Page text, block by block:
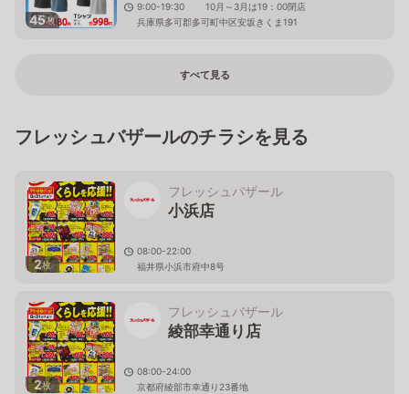
45枚
9:00-19:30 10月～3月は19：00閉店
兵庫県多可郡多可町中区安坂きくま191
すべて見る
フレッシュバザールのチラシを見る
2枚
フレッシュバザール
小浜店
08:00-22:00
福井県小浜市府中8号
2枚
フレッシュバザール
綾部幸通り店
08:00-24:00
京都府綾部市幸通り23番地